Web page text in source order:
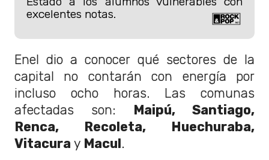
excelentes notas.
Enel dio a conocer qué sectores de la
capital no contarán con energía por
incluso ocho horas. Las comunas
afectadas son: Maipú, Santiago,
Renca, Recoleta, Huechuraba,
Vitacura y Macul.